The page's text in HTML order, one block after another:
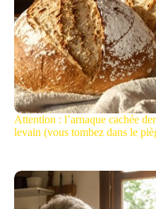
Attention : l’arnaque cachée
levain (vous tombez dans le